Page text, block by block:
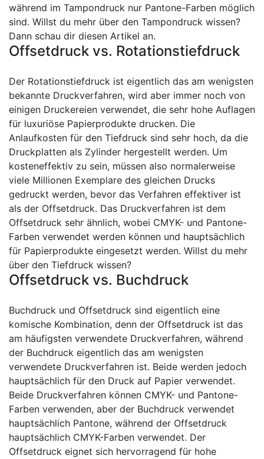
während im Tampondruck nur Pantone-Farben möglich
sind. Willst du mehr über den Tampondruck wissen?
Dann schau dir diesen Artikel an.
Offsetdruck vs. Rotationstiefdruck
Der Rotationstiefdruck ist eigentlich das am wenigsten
bekannte Druckverfahren, wird aber immer noch von
einigen Druckereien verwendet, die sehr hohe Auflagen
für luxuriöse Papierprodukte drucken. Die
Anlaufkosten für den Tiefdruck sind sehr hoch, da die
Druckplatten als Zylinder hergestellt werden. Um
kosteneffektiv zu sein, müssen also normalerweise
viele Millionen Exemplare des gleichen Drucks
gedruckt werden, bevor das Verfahren effektiver ist
als der Offsetdruck. Das Druckverfahren ist dem
Offsetdruck sehr ähnlich, wobei CMYK- und Pantone-
Farben verwendet werden können und hauptsächlich
für Papierprodukte eingesetzt werden. Willst du mehr
über den Tiefdruck wissen?
Offsetdruck vs. Buchdruck
Buchdruck und Offsetdruck sind eigentlich eine
komische Kombination, denn der Offsetdruck ist das
am häufigsten verwendete Druckverfahren, während
der Buchdruck eigentlich das am wenigsten
verwendete Druckverfahren ist. Beide werden jedoch
hauptsächlich für den Druck auf Papier verwendet.
Beide Druckverfahren können CMYK- und Pantone-
Farben verwenden, aber der Buchdruck verwendet
hauptsächlich Pantone, während der Offsetdruck
hauptsächlich CMYK-Farben verwendet. Der
Offsetdruck eignet sich hervorragend für hohe